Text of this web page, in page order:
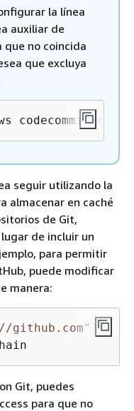
la línea
auxiliar de
que no coincida
que excluya
codecommit
seguir utilizando la
almacenar en caché
de Git,
de incluir un
para permitir
puede modificar
manera:
Git, puedes
para que no